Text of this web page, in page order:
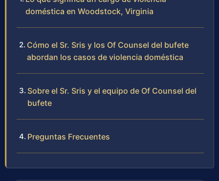
doméstica en Woodstock, Virginia
Cómo el Sr. Sris y los Of Counsel del bufete
abordan los casos de violencia doméstica
Sobre el Sr. Sris y el equipo de Of Counsel del
bufete
Preguntas Frecuentes